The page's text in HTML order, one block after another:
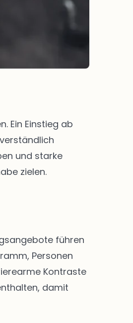
Ein Einstieg ab
und starke
zielen.
führen
Personen
Kontraste
damit